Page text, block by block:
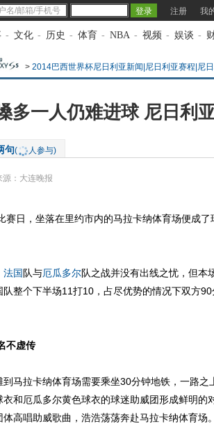
注册 我
- 文化 - 历史 - 体育 - NBA - 视频 - 娱谈 -
> 2014巴西世界杯尼日利亚新闻|尼日利亚赛程|尼
多一人仍难进球 尼日利
句( 人参与)
源： 大连晚报
赛日，坐落在里约市内的马拉卡纳体育场便成
法国队与厄瓜多尔队之战并没有出线之忧，但本
整个下半场11打10，占尽优势的情况下双方
不虚传
拉卡纳体育场需要乘坐30分钟地铁，一路之
和厄瓜多尔黄色球衣的球迷助威团形成鲜明的
高唱助威歌曲，浩浩荡荡奔赴马拉卡纳体育场。